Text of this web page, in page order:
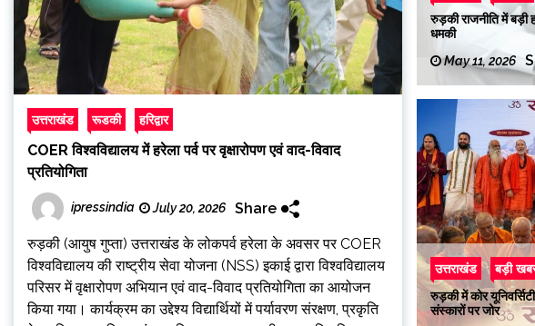
उत्तराखंड रूडकी हरिद्वार
COER विश्वविद्यालय में हरेला पर्व पर वृक्षारोपण एवं वाद-विवाद
प्रतियोगिता
ipressindia July 20, 2026 Share
रुड़की (आयुष गुप्ता) उत्तराखंड के लोकपर्व हरेला के अवसर पर COER
विश्वविद्यालय की राष्ट्रीय सेवा योजना (NSS) इकाई द्वारा विश्वविद्यालय
परिसर में वृक्षारोपण अभियान एवं वाद-विवाद प्रतियोगिता का आयोजन
किया गया। कार्यक्रम का उद्देश्य विद्यार्थियों में पर्यावरण संरक्षण, प्रकृति
रुड़की राजनीति में बड़ी
धमकी
May 11, 2026
उत्तराखंड बड़ी
रुड़की में कोर
संस्कारों पर जोर